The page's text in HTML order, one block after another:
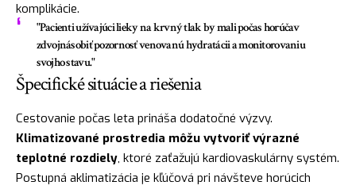
komplikácie.
"Pacienti užívajúci lieky na krvný tlak by mali počas horúčav
zdvojnásobiť pozornosť venovanú hydratácii a monitorovaniu
svojho stavu."
Špecifické situácie a riešenia
Cestovanie počas leta prináša dodatočné výzvy.
Klimatizované prostredia môžu vytvoriť výrazné
teplotné rozdiely, ktoré zaťažujú kardiovaskulárny systém.
Postupná aklimatizácia je kľúčová pri návšteve horúcich